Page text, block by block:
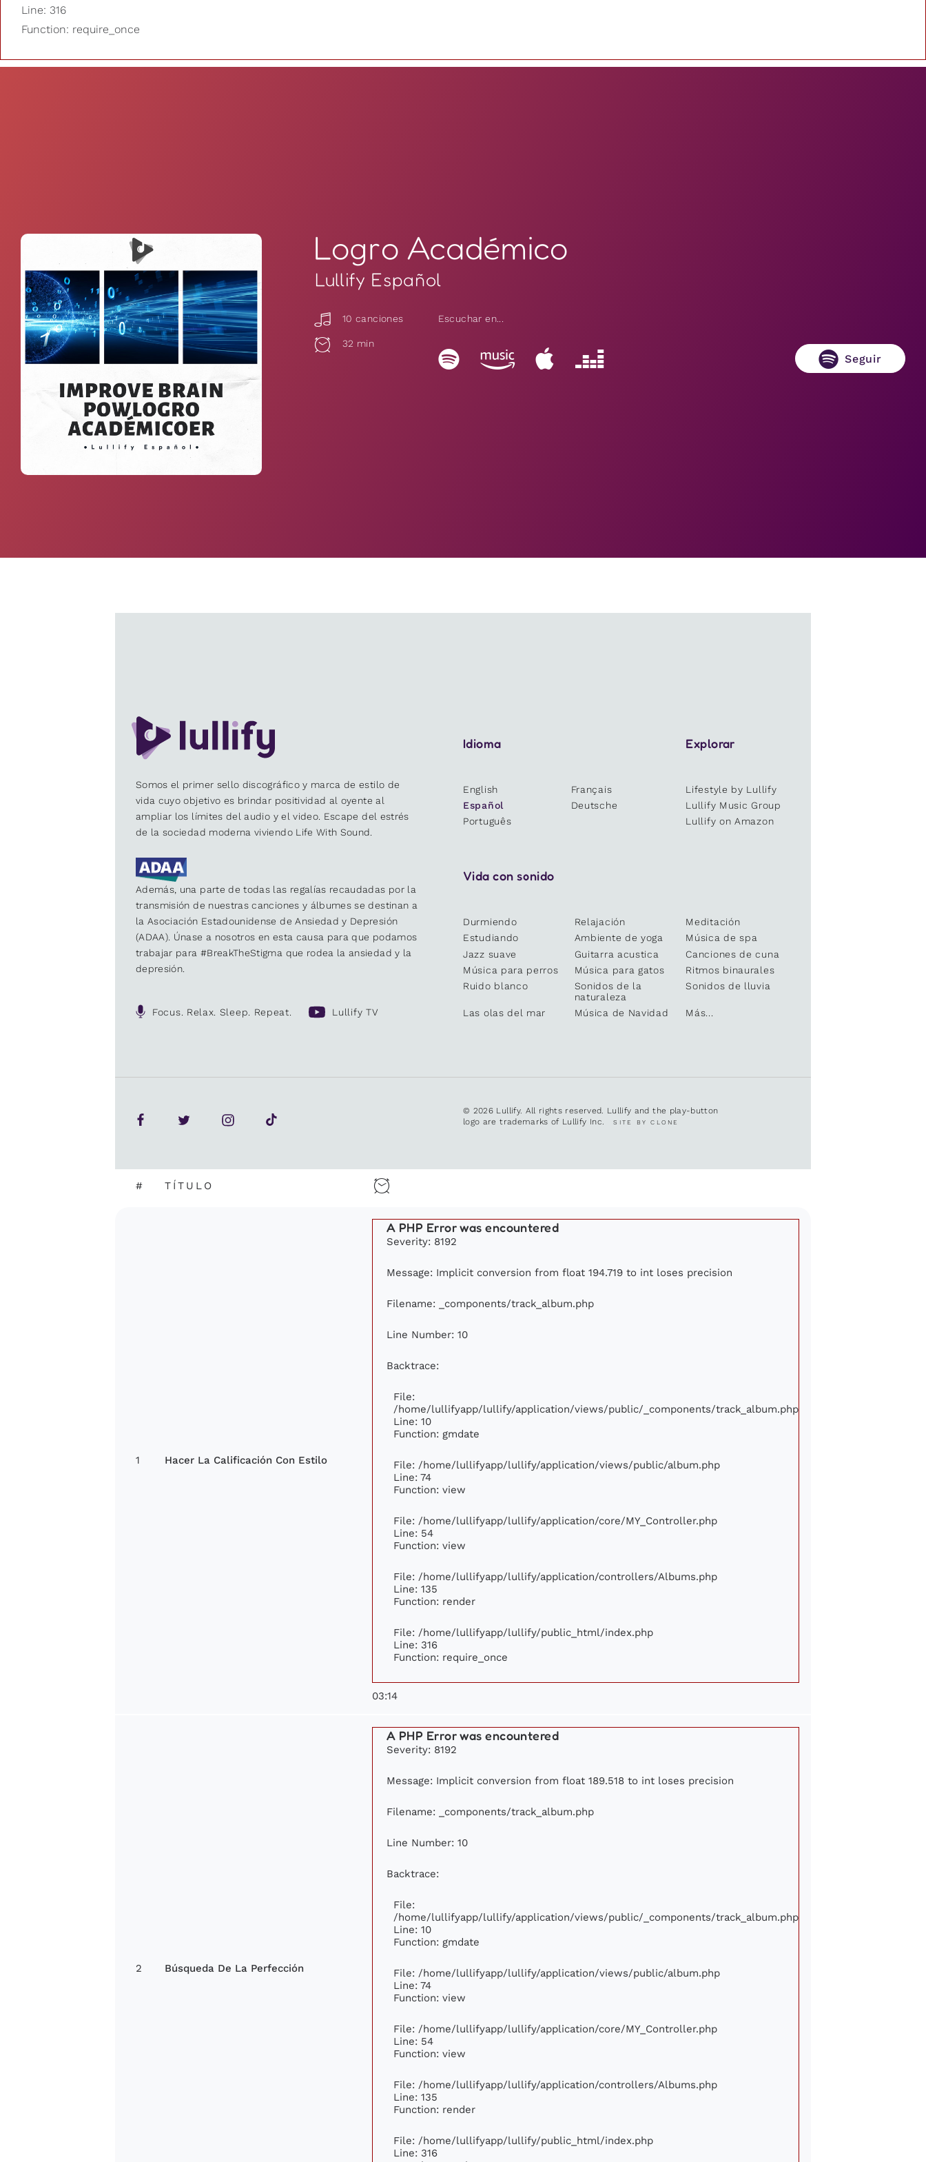
Line: 316
Function: require_once
Logro Académico
Lullify Español
10 canciones
32 min
Escuchar en...
Seguir
Somos el primer sello discográfico y marca de estilo de
vida cuyo objetivo es brindar positividad al oyente al
ampliar los límites del audio y el video. Escape del estrés
de la sociedad moderna viviendo Life With Sound.
Además, una parte de todas las regalías recaudadas por la
transmisión de nuestras canciones y álbumes se destinan a
la Asociación Estadounidense de Ansiedad y Depresión
(ADAA). Únase a nosotros en esta causa para que podamos
trabajar para #BreakTheStigma que rodea la ansiedad y la
depresión.
Focus. Relax. Sleep. Repeat. Lullify TV
Idioma
English
Français
Español
Deutsche
Português
Explorar
Lifestyle by Lullify
Lullify Music Group
Lullify on Amazon
Vida con sonido
Durmiendo Relajación
Meditación
Estudiando
Ambiente de yoga
Música de spa
Jazz suave
Guitarra acustica
Canciones de cuna
Música para perros
Música para gatos
Ritmos binaurales
Ruido blanco
Sonidos de la
naturaleza
Sonidos de lluvia
Las olas del mar Música de Navidad Más...
© 2026 Lullify. All rights reserved. Lullify and the play-button
logo are trademarks of Lullify Inc.SITE BY CLONE
# TÍTULO
1 Hacer La Calificación Con Estilo
A PHP Error was encountered
Severity: 8192
Message: Implicit conversion from float 194.719 to int loses precision
Filename: _components/track_album.php
Line Number: 10
Backtrace:
File:
/home/lullifyapp/lullify/application/views/public/_components/track_album.php
Line: 10
Function: gmdate
File: /home/lullifyapp/lullify/application/views/public/album.php
Line: 74
Function: view
File: /home/lullifyapp/lullify/application/core/MY_Controller.php
Line: 54
Function: view
File: /home/lullifyapp/lullify/application/controllers/Albums.php
Line: 135
Function: render
File: /home/lullifyapp/lullify/public_html/index.php
Line: 316
Function: require_once
03:14
2 Búsqueda De La Perfección
A PHP Error was encountered
Severity: 8192
Message: Implicit conversion from float 189.518 to int loses precision
Filename: _components/track_album.php
Line Number: 10
Backtrace:
File:
/home/lullifyapp/lullify/application/views/public/_components/track_album.php
Line: 10
Function: gmdate
File: /home/lullifyapp/lullify/application/views/public/album.php
Line: 74
Function: view
File: /home/lullifyapp/lullify/application/core/MY_Controller.php
Line: 54
Function: view
File: /home/lullifyapp/lullify/application/controllers/Albums.php
Line: 135
Function: render
File: /home/lullifyapp/lullify/public_html/index.php
Line: 316